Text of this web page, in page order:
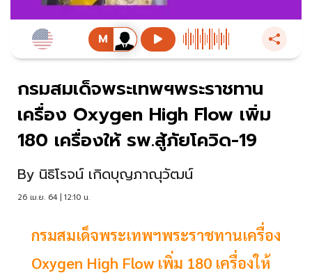
กรมสมเด็จพระเทพฯพระราชทาน
เครื่อง Oxygen High Flow เพิ่ม
180 เครื่องให้ รพ.สู้ภัยโควิด-19
By นิธิโรจน์ เกิดบุญภาณุวัฒน์
26 เม.ย. 64 | 12:10 น.
กรมสมเด็จพระเทพฯพระราชทานเครื่อง
Oxygen High Flow เพิ่ม 180 เครื่องให้